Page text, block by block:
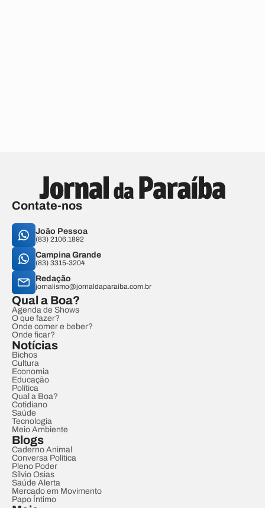
Contate-nos
João Pessoa
(83) 2106.1892
Campina Grande
(83) 3315-3204
Redação
jornalismo@jornaldaparaiba.com.br
Qual a Boa?
Agenda de Shows
O que fazer?
Onde comer e beber?
Onde ficar?
Notícias
Bichos
Cultura
Economia
Educação
Política
Qual a Boa?
Cotidiano
Saúde
Tecnologia
Meio Ambiente
Blogs
Caderno Animal
Conversa Política
Pleno Poder
Sílvio Osias
Saúde Alerta
Mercado em Movimento
Papo Íntimo